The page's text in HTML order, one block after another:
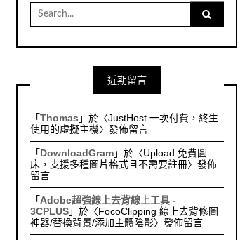
Search
for:
近期留言
「Thomas 」於〈JustHost 一次付費，終生
使用的虛擬主機〉發佈留言
「 DownloadGram」於〈Upload 免費圖
床，支援多種圖片格式且不需要註冊〉發佈
留言
「 Adobe超強線上去背線上工具 -
3CPLUS」於〈FocoClipping 線上去背修圖
神器/替換背景/添加主體陰影〉發佈留言